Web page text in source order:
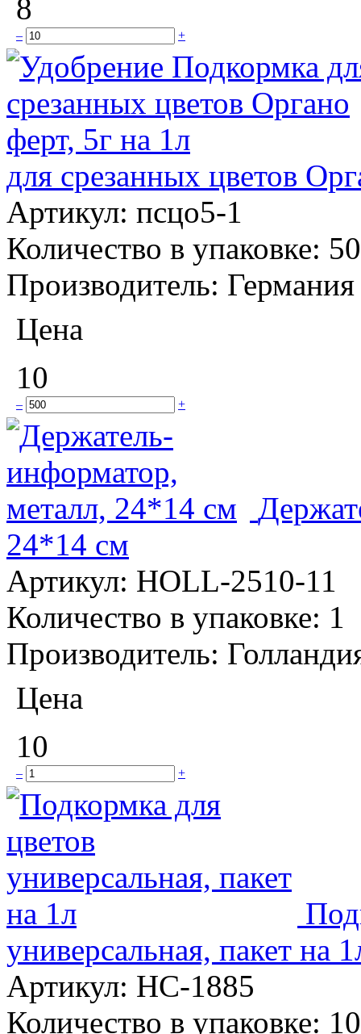
8
– +
для срезанных цветов
Артикул: псцо5-1
Количество в упаковке:
Производитель: Германия
Цена
10
– +
24*14 см
Артикул: HOLL-2510-11
Количество в упаковке: 1
Производитель:
Цена
10
– +
универсальная, пакет на
Артикул: НС-1885
Количество в упаковке: 10